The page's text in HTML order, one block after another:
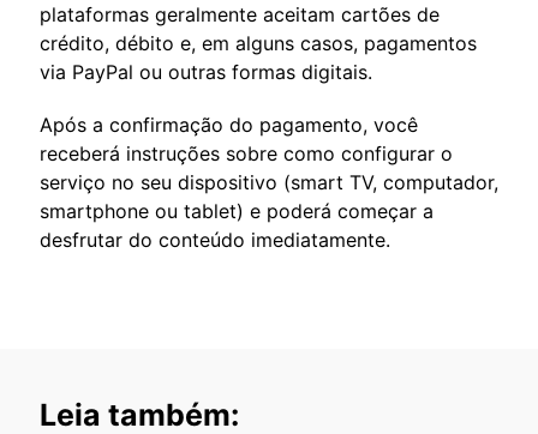
plataformas geralmente aceitam cartões de
crédito, débito e, em alguns casos, pagamentos
via PayPal ou outras formas digitais.
Após a confirmação do pagamento, você
receberá instruções sobre como configurar o
serviço no seu dispositivo (smart TV, computador,
smartphone ou tablet) e poderá começar a
desfrutar do conteúdo imediatamente.
Leia também: